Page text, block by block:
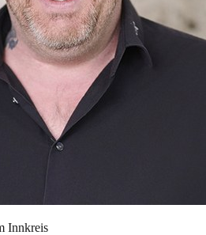
Innkreis